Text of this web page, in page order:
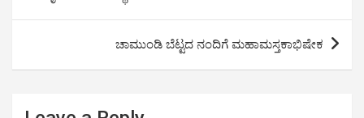
p
o
k
ಚಾಮುಂಡಿ ಬೆಟ್ಟದ ನಂದಿಗೆ ಮಹಾಮಸ್ತಕಾಭಿಷೇಕ